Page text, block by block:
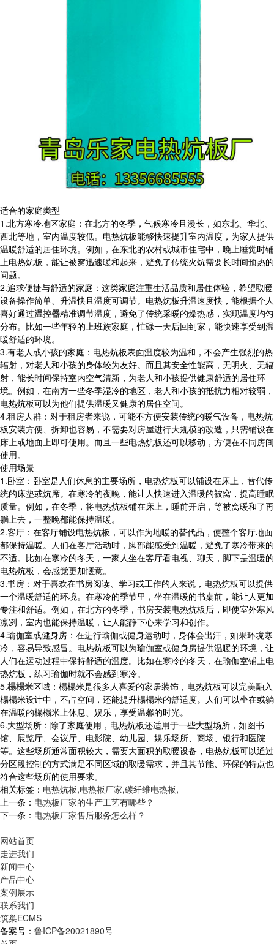
适合的家庭类型
1.北方寒冷地区家庭：在北方的冬季，气候寒冷且漫长，如东北、华北、
西北等地，室内温度较低。电热炕板能够快速提升室内温度，为家人提供
温暖舒适的居住环境。例如，在东北的农村或城市住宅中，晚上睡觉时铺
上电热炕板，能让被窝迅速暖和起来，避免了传统火炕需要长时间预热的
问题。
2.追求便捷与舒适的家庭：这类家庭注重生活品质和居住体验，希望取暖
设备操作简单、升温快且温度可调节。电热炕板升温速度快，能根据个人
喜好通过温控器精准调节温度，避免了传统采暖的燥热感，实现温度均匀
分布。比如一些年轻的上班族家庭，忙碌一天后回到家，能快速享受到温
暖舒适的环境。
3.有老人或小孩的家庭：电热炕板表面温度较为温和，不会产生强烈的热
辐射，对老人和小孩的身体较为友好。而且其安全性能高，无明火、无辐
射，能长时间保持室内空气清新，为老人和小孩提供健康舒适的居住环
境。例如，在南方一些冬季湿冷的地区，老人和小孩的抵抗力相对较弱，
电热炕板可以为他们提供温暖又健康的居住空间。
4.租房人群：对于租房者来说，可能不方便安装传统的暖气设备，电热炕
板安装方便、拆卸也容易，不需要对房屋进行大规模的改造，只需铺设在
床上或地面上即可使用。而且一些电热炕板还可以移动，方便在不同房间
使用。
使用场景
1.卧室：卧室是人们休息的主要场所，电热炕板可以铺设在床上，替代传
统的床垫或炕席。在寒冷的夜晚，能让人快速进入温暖的被窝，提高睡眠
质量。例如，在冬季，将电热炕板铺在床上，睡前开启，等被窝暖和了再
躺上去，一整晚都能保持温暖。
2.客厅：在客厅铺设电热炕板，可以作为地暖的替代品，使整个客厅地面
都保持温暖。人们在客厅活动时，脚部能感受到温暖，避免了寒冷带来的
不适。比如在寒冷的冬天，一家人坐在客厅看电视、聊天，脚下是温暖的
电热炕板，会感觉更加惬意。
3.书房：对于喜欢在书房阅读、学习或工作的人来说，电热炕板可以提供
一个温暖舒适的环境。在寒冷的季节里，坐在温暖的书桌前，能让人更加
专注和舒适。例如，在北方的冬季，书房安装电热炕板后，即使室外寒风
凛冽，室内也能保持温暖，让人能静下心来学习和创作。
4.瑜伽室或健身房：在进行瑜伽或健身运动时，身体会出汗，如果环境寒
冷，容易导致感冒。电热炕板可以为瑜伽室或健身房提供温暖的环境，让
人们在运动过程中保持舒适的温度。比如在寒冷的冬天，在瑜伽室铺上电
热炕板，练习瑜伽时就不会感到寒冷。
5.榻榻米区域：榻榻米是很多人喜爱的家居装饰，电热炕板可以完美融入
榻榻米设计中，不占空间，还能提升榻榻米的舒适度。人们可以坐在或躺
在温暖的榻榻米上休息、娱乐，享受温馨的时光。
6.大型场所：除了家庭使用，电热炕板还适用于一些大型场所，如图书
馆、展览厅、会议厅、电影院、幼儿园、娱乐场所、商场、银行和医院
等。这些场所通常面积较大，需要大面积的取暖设备，电热炕板可以通过
分区段控制的方式满足不同区域的取暖需求，并且其节能、环保的特点也
符合这些场所的使用要求。
相关标签： 电热炕板,电热板厂家,碳纤维电热板,
上一条： 电热板厂家的生产工艺有哪些？
下一条： 电热板厂家售后服务怎么样？
网站首页
走进我们
新闻中心
产品中心
案例展示
联系我们
筑巢ECMS
备案号： 鲁ICP备20021890号